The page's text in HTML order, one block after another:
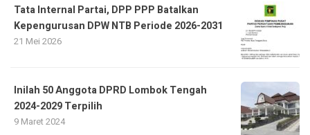
Tata Internal Partai, DPP PPP Batalkan
Kepengurusan DPW NTB Periode 2026-2031
21 Mei 2026
Inilah 50 Anggota DPRD Lombok Tengah
2024-2029 Terpilih
9 Maret 2024